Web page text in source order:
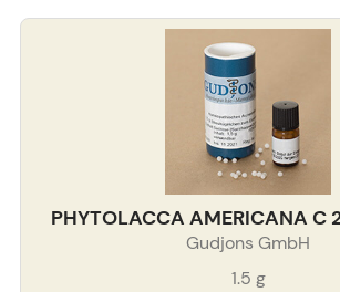
PHYTOLACCA AMERICANA
Gudjons GmbH
1.5 g